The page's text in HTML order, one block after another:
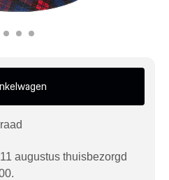
augustus thuisbezorgd